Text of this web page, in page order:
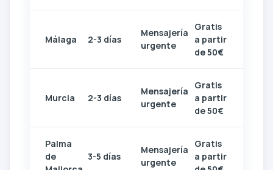
Málaga 2-3 días
Mensajería
urgente
Gratis
a partir
de 50€
Murcia 2-3 días
Mensajería
urgente
Gratis
a partir
de 50€
Palma
de
3-5 días
Mensajería
urgente
Gratis
a partir